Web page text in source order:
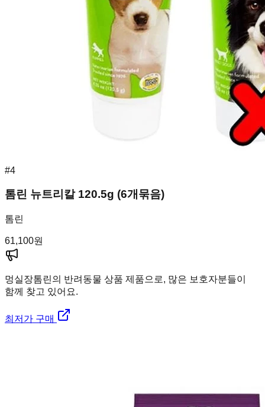
#4
톰린 뉴트리칼 120.5g (6개묶음)
톰린
61,100원
멍실장톰린의 반려동물 상품 제품으로, 많은 보호자분들이
함께 찾고 있어요.
최저가 구매